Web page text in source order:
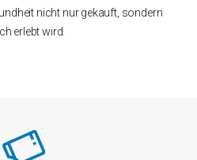
nicht nur gekauft, sondern
erlebt wird.